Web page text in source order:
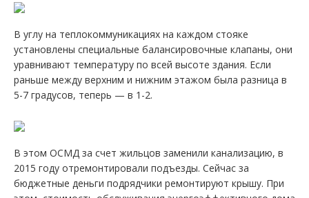
В углу на теплокоммуникациях на каждом стояке
установлены специальные балансировочные клапаны, они
уравнивают температуру по всей высоте здания. Если
раньше между верхним и нижним этажом была разница в
5-7 градусов, теперь — в 1-2.
В этом ОСМД за счет жильцов заменили канализацию, в
2015 году отремонтировали подъезды. Сейчас за
бюджетные деньги подрядчики ремонтируют крышу. При